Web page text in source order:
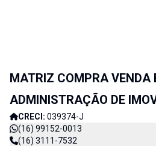
MATRIZ COMPRA VENDA
ADMINISTRAÇÃO DE
CRECI: 039374-J
(16) 99152-0013
(16) 3111-7532